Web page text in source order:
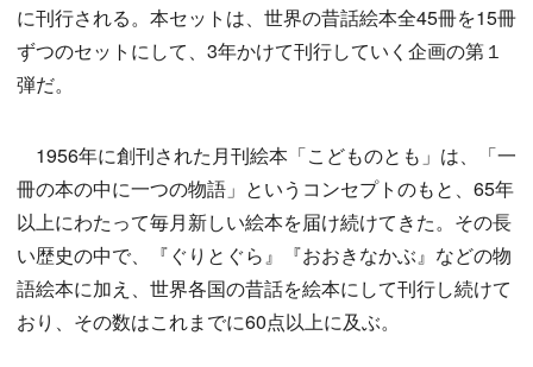
に刊行される。本セットは、世界の昔話絵本全45冊を15冊
ずつのセットにして、3年かけて刊行していく企画の第１
弾だ。
1956年に創刊された月刊絵本「こどものとも」は、「一
冊の本の中に一つの物語」というコンセプトのもと、65年
以上にわたって毎月新しい絵本を届け続けてきた。その長
い歴史の中で、『ぐりとぐら』『おおきなかぶ』などの物
語絵本に加え、世界各国の昔話を絵本にして刊行し続けて
おり、その数はこれまでに60点以上に及ぶ。